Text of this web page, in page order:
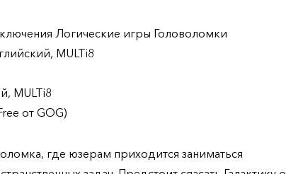
Логические игры Головоломки
MULTi8
MULTi8
от GOG)
где юзерам приходится заниматься